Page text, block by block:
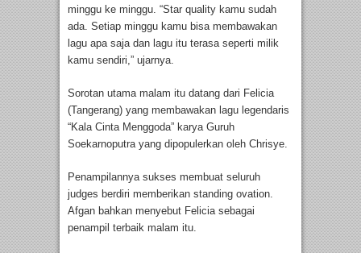
minggu ke minggu. “Star quality kamu sudah
ada. Setiap minggu kamu bisa membawakan
lagu apa saja dan lagu itu terasa seperti milik
kamu sendiri,” ujarnya.
Sorotan utama malam itu datang dari Felicia
(Tangerang) yang membawakan lagu legendaris
“Kala Cinta Menggoda” karya Guruh
Soekarnoputra yang dipopulerkan oleh Chrisye.
Penampilannya sukses membuat seluruh
judges berdiri memberikan standing ovation.
Afgan bahkan menyebut Felicia sebagai
penampil terbaik malam itu.